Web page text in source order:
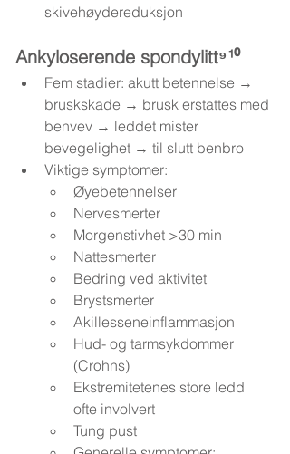
skivehøydereduksjon
Ankyloserende spondylitt⁹¹⁰
Fem stadier: akutt betennelse →
bruskskade → brusk erstattes med
benvev → leddet mister
bevegelighet → til slutt benbro
Viktige symptomer:
Øyebetennelser
Nervesmerter
Morgenstivhet >30 min
Nattesmerter
Bedring ved aktivitet
Brystsmerter
Akillesseneinflammasjon
Hud- og tarmsykdommer
(Crohns)
Ekstremitetenes store ledd
ofte involvert
Tung pust